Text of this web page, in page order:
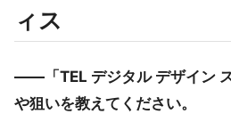
ィス
——「TEL デジタル デザイン
や狙いを教えてください。